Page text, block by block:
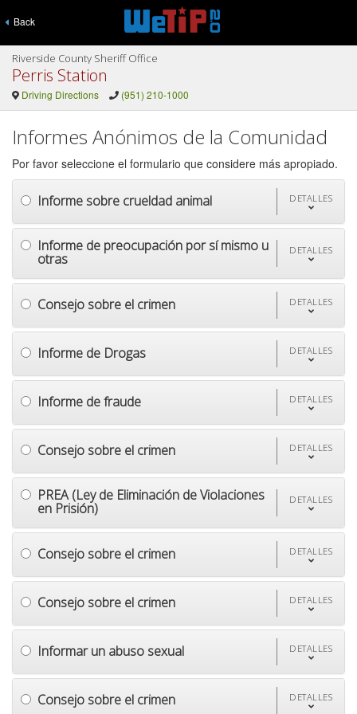
Back
Riverside County Sheriff Office
Perris Station
Driving Directions (951) 210-1000
Informes Anónimos de la Comunidad
Por favor seleccione el formulario que considere más apropiado.
Informe sobre crueldad animal DETALLES
Informe de preocupación por sí mismo u
otras
DETALLES
Consejo sobre el crimen DETALLES
Informe de Drogas DETALLES
Informe de fraude DETALLES
Consejo sobre el crimen DETALLES
PREA (Ley de Eliminación de Violaciones
en Prisión)
DETALLES
Consejo sobre el crimen DETALLES
Consejo sobre el crimen DETALLES
Informar un abuso sexual DETALLES
Consejo sobre el crimen DETALLES